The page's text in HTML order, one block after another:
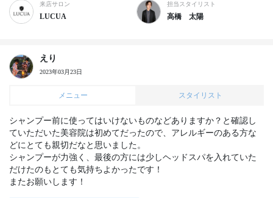
来店サロン
LUCUA
担当スタイリスト
高橋 太陽
えり
2023年03月23日
メニュー スタイリスト
シャンプー前に使ってはいけないものなどありますか？と確認し
ていただいた美容院は初めてだったので、アレルギーのある方な
どにとても親切だなと思いました。
シャンプーが力強く、最後の方には少しヘッドスパを入れていた
だけたのもとても気持ちよかったです！
またお願いします！